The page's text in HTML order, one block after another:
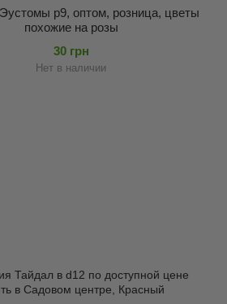
p9, оптом, розница, цветы
похожие на розы
30 грн
Нет в наличии